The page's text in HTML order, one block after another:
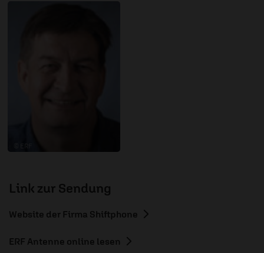
Link zur Sendung
Website der Firma Shiftphone
ERF Antenne online lesen